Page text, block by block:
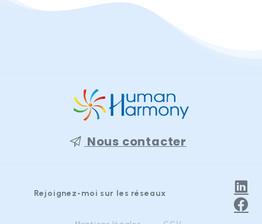
Nous contacter
Rejoignez-moi sur les réseaux